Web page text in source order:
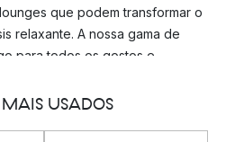
que podem transformar o
relaxante. A nossa gama de
para todos os gostos e
inteligentes que facilitam a
MAIS USADOS